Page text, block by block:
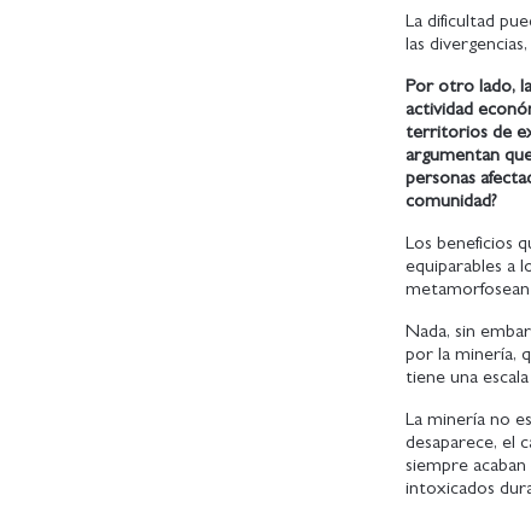
La dificultad
las
Por otro lado,
actividad
territorios de
argumentan
personas
comunidad?
Los beneficios
equiparables a
Nada, sin
por la minería,
tiene una
La minería no
desaparece, el
siempre
intoxicados